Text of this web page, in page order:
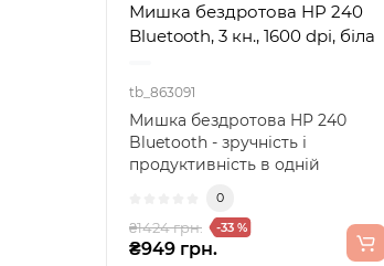
Мишка бездротова HP 240
Bluetooth, 3 кн., 1600 dpi, біла
tb_863091
Мишка бездротова HP 240
Bluetooth - зручність і
продуктивність в одній
свободою б..
0
₴1424 грн. -33 %
₴949 грн.